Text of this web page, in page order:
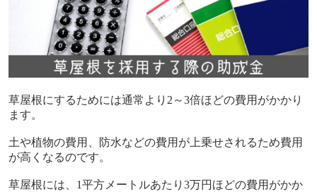
草屋根にするためには通常より 2 ～3倍ほどの費用がかかり
ます。
土や植物の費用、防水などの費用が上乗せされるため費用
が高くなるのです。
草屋根には、 1平方メートルあたり 3万円ほどの費用がかか